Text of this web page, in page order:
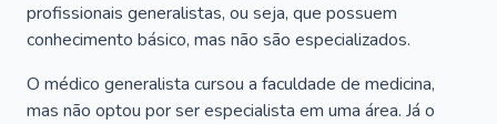
profissionais generalistas, ou seja, que possuem
conhecimento básico, mas não são especializados.
O médico generalista cursou a faculdade de medicina,
mas não optou por ser especialista em uma área. Já o